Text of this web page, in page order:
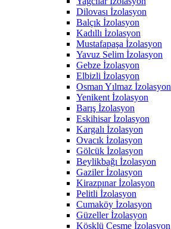
Dilovası İzolasyon
Balçık İzolasyon
Kadıllı İzolasyon
Mustafapaşa İzolasyon
Yavuz Selim İzolasyon
Gebze İzolasyon
Elbizli İzolasyon
Osman Yılmaz İzolasyon
Yenikent İzolasyon
Barış İzolasyon
Eskihisar İzolasyon
Kargalı İzolasyon
Ovacık İzolasyon
Gölcük İzolasyon
Beylikbağı İzolasyon
Gaziler İzolasyon
Kirazpınar İzolasyon
Pelitli İzolasyon
Cumaköy İzolasyon
Güzeller İzolasyon
Köşklü Çeşme İzolasyon